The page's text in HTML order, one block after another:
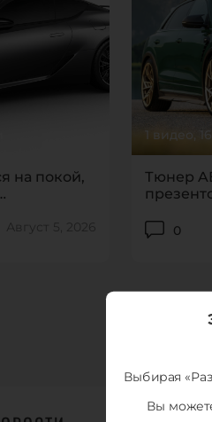
на покой,
Август 5, 2026
1 видео,
Тюнер
0
EVENTS
Выбирая
Вы